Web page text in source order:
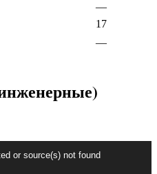
—
17
—
or source(s) not found